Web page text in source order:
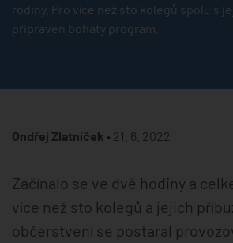
rodiny. Pro více než sto kolegů spolu s
připraven bohatý program.
Ondřej Zlatníček • 21. 6. 2022
Začínalo se ve dvě hodiny a
více než sto kolegů a jejich
občerstvení se postaral